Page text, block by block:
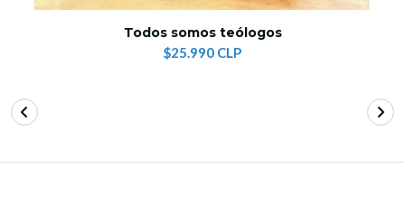
Todos somos teólogos
$25.990 CLP